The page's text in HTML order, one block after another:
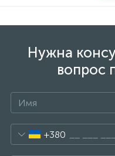
Нужна
вопрос
+380